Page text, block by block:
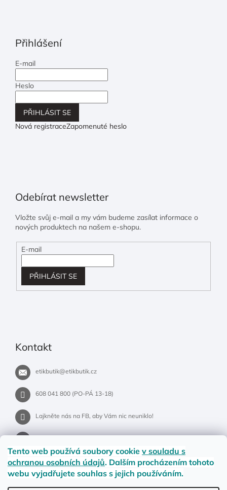
Tento web používá soubory cookie v souladu s
ochranou osobních údajů. Dalším procházením tohoto
webu vyjadřujete souhlas s jejich používáním.
Přihlášení
E-mail
Heslo
PŘIHLÁSIT SE
Nová registraceZapomenuté heslo
Odebírat newsletter
Vložte svůj e-mail a my vám budeme zasílat informace o
nových produktech na našem e-shopu.
E-mail
PŘIHLÁSIT SE
Kontakt
etikbutik@etikbutik.cz
608 041 800 (PO-PÁ 13-18)
Lajkněte nás na FB, aby Vám nic neuniklo!